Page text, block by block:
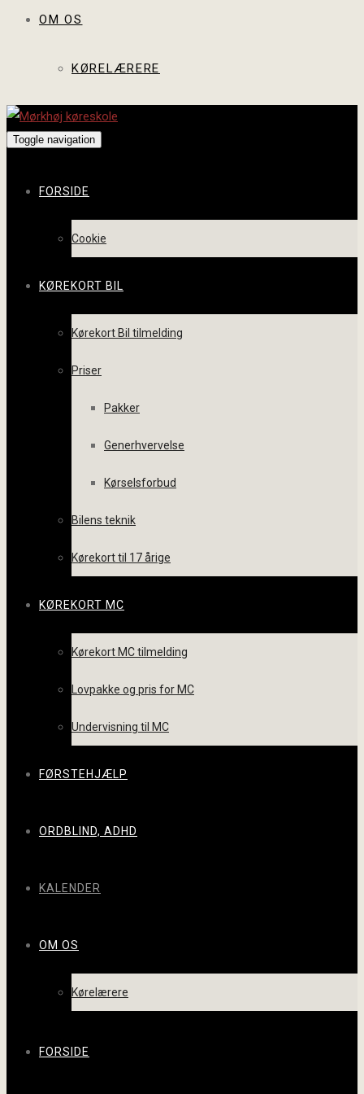
OM OS
KØRELÆRERE
Toggle navigation
FORSIDE
Cookie
KØREKORT BIL
Kørekort Bil tilmelding
Priser
Pakker
Generhvervelse
Kørselsforbud
Bilens teknik
Kørekort til 17 årige
KØREKORT MC
Kørekort MC tilmelding
Lovpakke og pris for MC
Undervisning til MC
FØRSTEHJÆLP
ORDBLIND, ADHD
KALENDER
OM OS
Kørelærere
FORSIDE